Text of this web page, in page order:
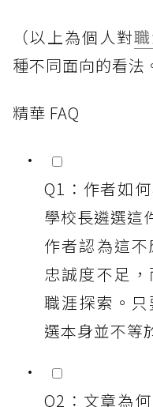
（以上為個人對
種不同面向的看法
精華 FAQ
Q1：作者如
學校長遴選這
作者認為這
忠誠度不足
職涯探索。
選本身並不等
Q2：文章為